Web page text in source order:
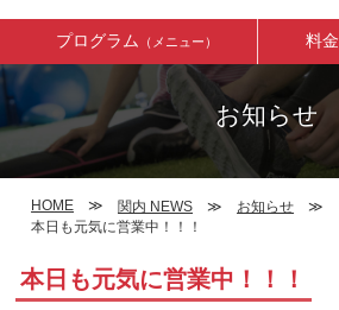
プログラム （メニュー） 料金
お知らせ
HOME 関内 NEWS
お知らせ
本日も元気に営業中！！！
本日も元気に営業中！！！